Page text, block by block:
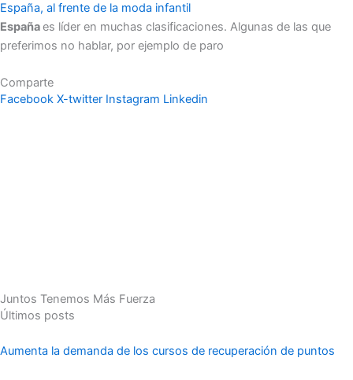
España, al frente de la moda infantil
Españaes líder en muchas clasificaciones. Algunas de las que
preferimos no hablar, por ejemplo de paro
Comparte
Facebook X-twitter Instagram Linkedin
Juntos Tenemos Más Fuerza
Últimos posts
Aumenta la demanda de los cursos de recuperación de puntos